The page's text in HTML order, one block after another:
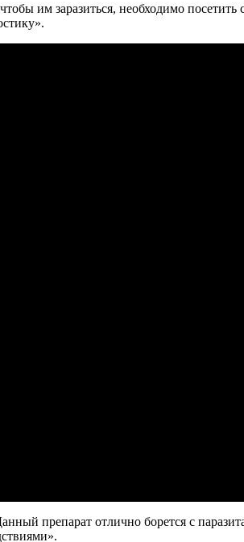
им заразиться, необходимо
препарат отлично борется с